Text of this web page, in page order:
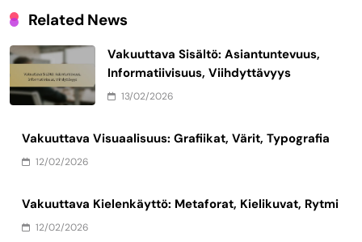
Related News
Vakuuttava Sisältö: Asiantuntevuus,
Informatiivisuus, Viihdyttävyys
13/02/2026
Vakuuttava Visuaalisuus: Grafiikat, Värit, Typografia
12/02/2026
Vakuuttava Kielenkäyttö: Metaforat, Kielikuvat, Rytmi
12/02/2026